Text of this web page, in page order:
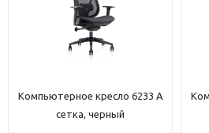
Компьютерное кресло 6233 A
сетка, черный